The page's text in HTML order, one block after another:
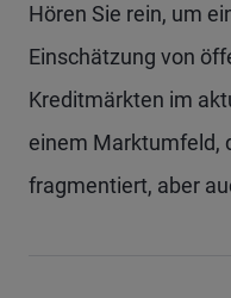
Hören Sie rein, um
Einschätzung von
Kreditmärkten im
einem Marktumfeld,
fragmentiert, aber